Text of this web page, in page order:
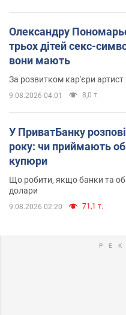
Олександру
трьох дітей секс-
вони мають
За розвитком кар'єри
9.08.2026 04:01 8,0 т.
У ПриватБанку
року: чи приймають
купюри
Що робити, якщо банки та
долари
9.08.2026 02:20 71,1 т.